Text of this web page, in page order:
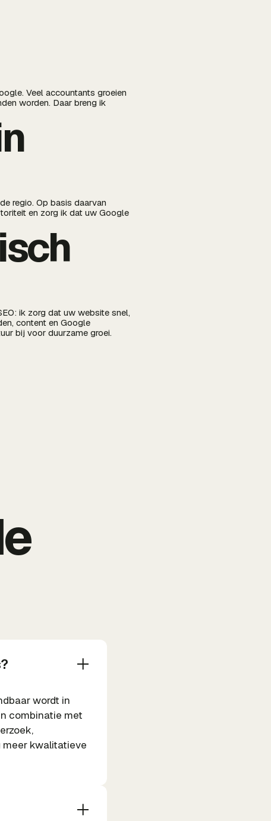
Veel accountants groeien
worden. Daar breng ik
regio. Op basis daarvan
en zorg ik dat uw Google
ik zorg dat uw website snel,
content en Google
bij voor duurzame groei.
wordt in
combinatie met
meer kwalitatieve